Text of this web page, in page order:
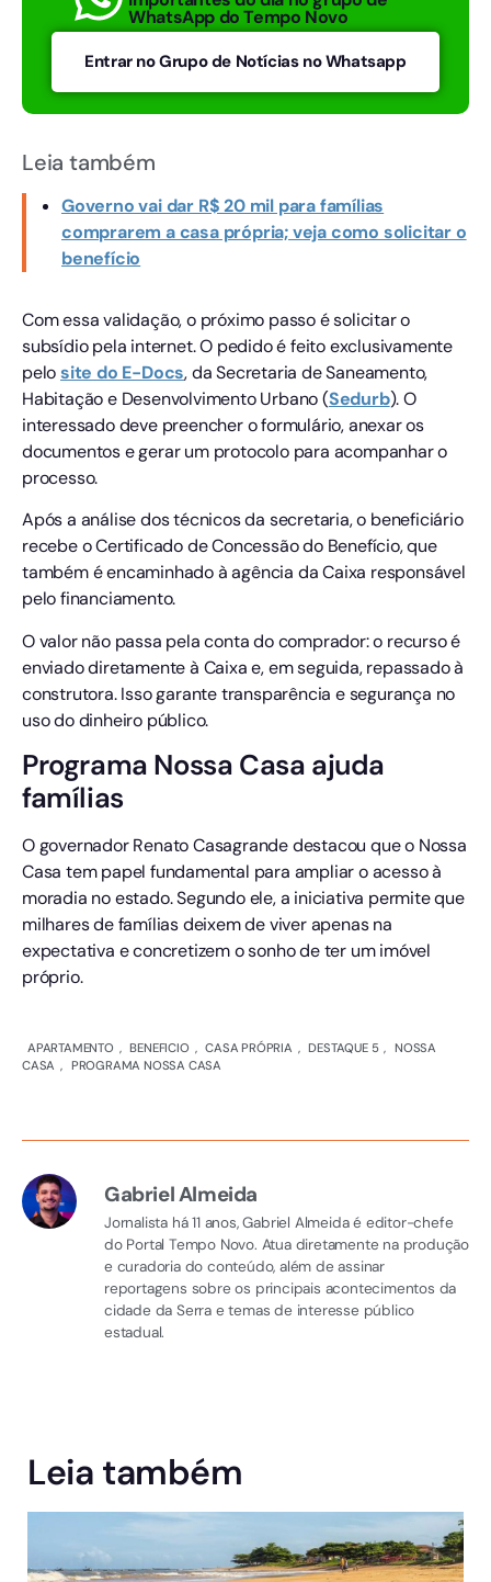
WhatsApp do Tempo Novo
Entrar no Grupo de Notícias no Whatsapp
Leia também
Governo vai dar R$ 20 mil para famílias
comprarem a casa própria; veja como solicitar o
benefício
Com essa validação, o próximo passo é solicitar o
subsídio pela internet. O pedido é feito exclusivamente
pelosite do E-Docs, da Secretaria de Saneamento,
Habitação e Desenvolvimento Urbano (Sedurb). O
interessado deve preencher o formulário, anexar os
documentos e gerar um protocolo para acompanhar o
processo.
Após a análise dos técnicos da secretaria, o beneficiário
recebe o Certificado de Concessão do Benefício, que
também é encaminhado à agência da Caixa responsável
pelo financiamento.
O valor não passa pela conta do comprador: o recurso é
enviado diretamente à Caixa e, em seguida, repassado à
construtora. Isso garante transparência e segurança no
uso do dinheiro público.
Programa Nossa Casa ajuda
famílias
O governador Renato Casagrande destacou que o Nossa
Casa tem papel fundamental para ampliar o acesso à
moradia no estado. Segundo ele, a iniciativa permite que
milhares de famílias deixem de viver apenas na
expectativa e concretizem o sonho de ter um imóvel
próprio.
APARTAMENTO , BENEFICIO , CASA PRÓPRIA , DESTAQUE 5 , NOSSA
CASA , PROGRAMA NOSSA CASA
Gabriel Almeida
Jornalista há 11 anos, Gabriel Almeida é editor-chefe
do Portal Tempo Novo. Atua diretamente na produção
e curadoria do conteúdo, além de assinar
reportagens sobre os principais acontecimentos da
cidade da Serra e temas de interesse público
estadual.
Leia também